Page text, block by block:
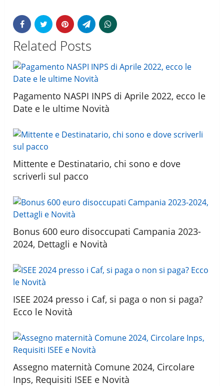
Related Posts
Pagamento NASPI INPS di Aprile 2022, ecco le
Date e le ultime Novità
Mittente e Destinatario, chi sono e dove
scriverli sul pacco
Bonus 600 euro disoccupati Campania 2023-
2024, Dettagli e Novità
ISEE 2024 presso i Caf, si paga o non si paga?
Ecco le Novità
Assegno maternità Comune 2024, Circolare
Inps, Requisiti ISEE e Novità